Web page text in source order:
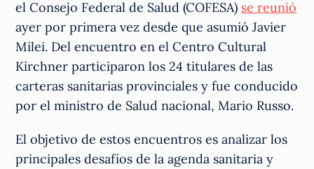
el Consejo Federal de Salud (COFESA) se reunió
ayer por primera vez desde que asumió Javier
Milei. Del encuentro en el Centro Cultural
Kirchner participaron los 24 titulares de las
carteras sanitarias provinciales y fue conducido
por el ministro de Salud nacional, Mario Russo.
El objetivo de estos encuentros es analizar los
principales desafíos de la agenda sanitaria y